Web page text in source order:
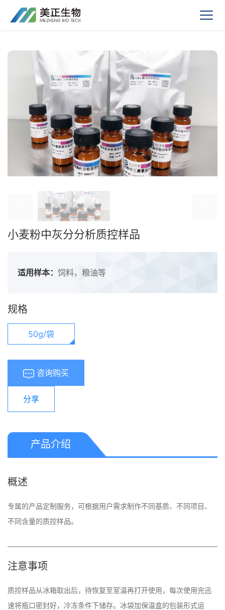
小麦粉中灰分分析质控样品
适用样本： 饲料，粮油等
规格
50g/袋
咨询购买
分享
产品介绍
概述
专属的产品定制服务，可根据用户需求制作不同基质、不同项目、
不同含量的质控样品。
注意事项
质控样品从冰箱取出后，待恢复至室温再打开使用，每次使用完迅
速将瓶口密封好，冷冻条件下储存。冰袋加保温盒的包装形式运